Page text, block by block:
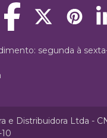
segunda à
e Distribuidora Ltda -